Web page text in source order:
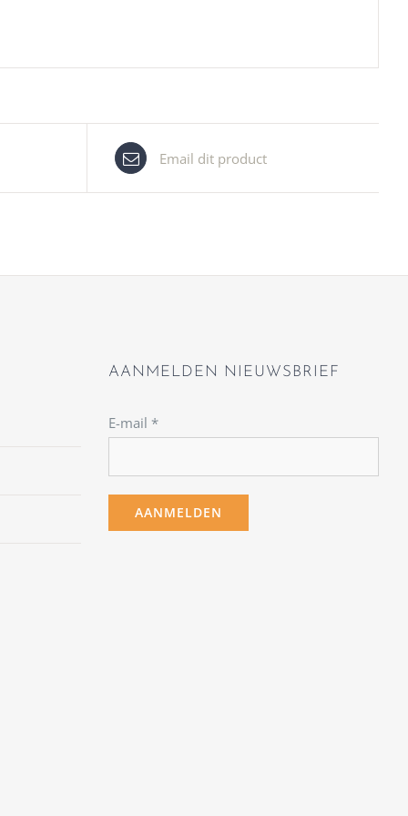
Email dit product
AANMELDEN NIEUWSBRIEF
E-mail *